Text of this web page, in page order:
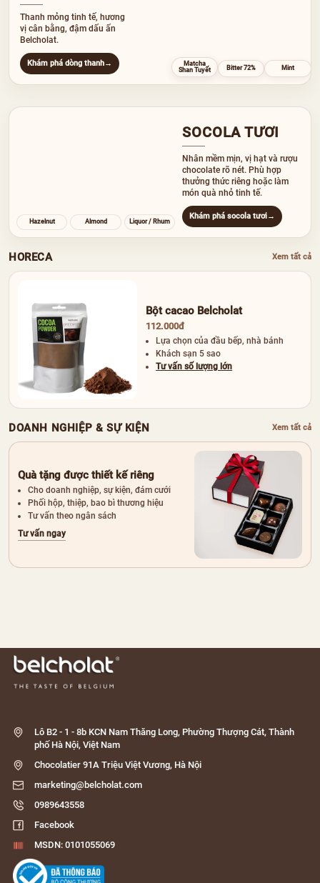
Thanh mỏng tinh tế, hương
vị cân bằng, đậm dấu ấn
Belcholat.
Khám phá dòng thanh→
Matcha
Shan Tuyết
Bitter 72% Mint
SOCOLA TƯƠI
Nhân mềm mịn, vị hạt và rượu
chocolate rõ nét. Phù hợp
thưởng thức riêng hoặc làm
món quà nhỏ tinh tế.
Khám phá socola tươi→
Hazelnut Almond Liquor / Rhum
HORECA Xem tất cả
Bột cacao Belcholat
112.000đ
Lựa chọn của đầu bếp, nhà bánh
Khách sạn 5 sao
Tư vấn số lượng lớn
DOANH NGHIỆP & SỰ KIỆN Xem tất cả
Quà tặng được thiết kế riêng
Cho doanh nghiệp, sự kiện, đám cưới
Phối hộp, thiệp, bao bì thương hiệu
Tư vấn theo ngân sách
Tư vấn ngay
Lô B2 - 1 - 8b KCN Nam Thăng Long, Phường Thượng Cát, Thành
phố Hà Nội, Việt Nam
Chocolatier 91A Triệu Việt Vương, Hà Nội
marketing@belcholat.com
0989643558
Facebook
MSDN: 0101055069